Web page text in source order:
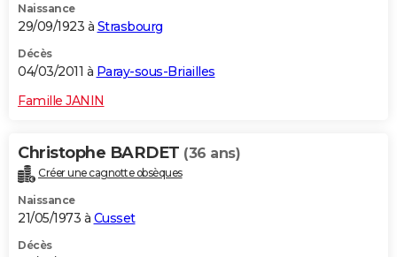
Naissance
29/09/1923 à Strasbourg
Décès
04/03/2011 à Paray-sous-Briailles
Famille JANIN
Christophe BARDET (36 ans)
Créer une cagnotte obsèques
Naissance
21/05/1973 à Cusset
Décès